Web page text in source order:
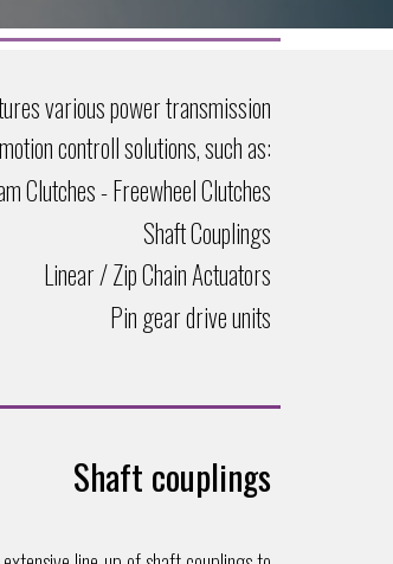
variouspower transmission
controll solutions, such as:
Clutches - Freewheel Clutches
Shaft Couplings
Linear /Zip ChainActuators
Pin gear drive units
Shaft couplings